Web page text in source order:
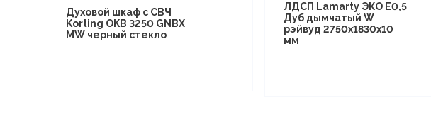
Духовой шкаф с СВЧ
Korting OKB 3250 GNBX
MW черный стекло
ЛДСП Lamarty ЭКО E0,5
Дуб дымчатый W
рэйвуд 2750х1830х10
мм